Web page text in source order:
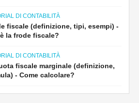
DI CONTABILITÀ
fiscale (definizione, tipi, esempi) -
la frode fiscale?
DI CONTABILITÀ
fiscale marginale (definizione,
- Come calcolare?